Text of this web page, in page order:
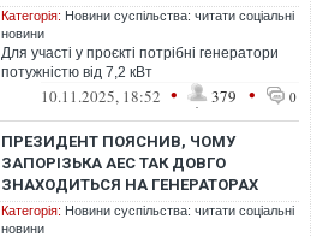
Категорія: Новини суспільства: читати соціальні
новини
Для участі у проєкті потрібні генератори
потужністю від 7,2 кВт
10.11.2025, 18:52 • 379 • 0
ПРЕЗИДЕНТ ПОЯСНИВ, ЧОМУ
ЗАПОРІЗЬКА АЕС ТАК ДОВГО
ЗНАХОДИТЬСЯ НА ГЕНЕРАТОРАХ
Категорія: Новини суспільства: читати соціальні
новини